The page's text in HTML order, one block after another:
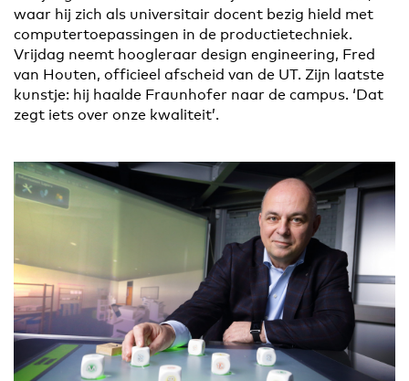
waar hij zich als universitair docent bezig hield met
computertoepassingen in de productietechniek.
Vrijdag neemt hoogleraar design engineering, Fred
van Houten, officieel afscheid van de UT. Zijn laatste
kunstje: hij haalde Fraunhofer naar de campus. ‘Dat
zegt iets over onze kwaliteit’.